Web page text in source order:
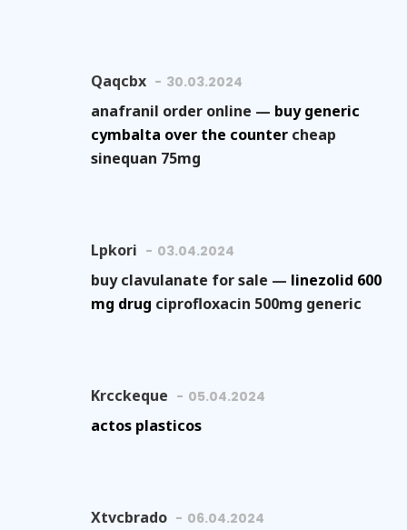
Qaqcbx 30.03.2024
anafranil order online — buy generic
cymbalta over the counter cheap
sinequan 75mg
Lpkori 03.04.2024
buy clavulanate for sale — linezolid 600
mg drug ciprofloxacin 500mg generic
Krcckeque 05.04.2024
actos plasticos
Xtvcbrado 06.04.2024